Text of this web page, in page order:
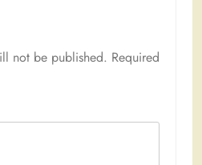
not be published. Required